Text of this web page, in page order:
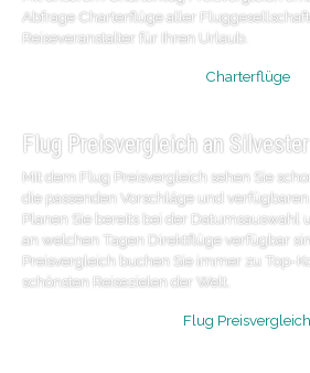
Abfrage Charterflüge aller
Reiseveranstalter für Ihren Urlaub.
Charterflüge
Flug Preisvergleich an Silvester
Mit dem Flug Preisvergleich sehen Sie
die passenden Vorschläge und
Planen Sie bereits bei der Datumsauswahl
an welchen Tagen Direktflüge verfügbar
Preisvergleich buchen Sie immer zu Top-
schönsten Reisezielen der Welt.
Flug Preisvergleich